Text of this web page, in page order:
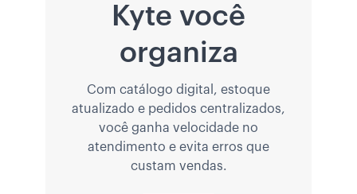
Kyte você
organiza
Com catálogo digital, estoque
atualizado e pedidos centralizados,
você ganha velocidade no
atendimento e evita erros que
custam vendas.